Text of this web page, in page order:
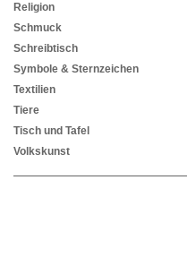
Religion
Schmuck
Schreibtisch
Symbole & Sternzeichen
Textilien
Tiere
Tisch und Tafel
Volkskunst